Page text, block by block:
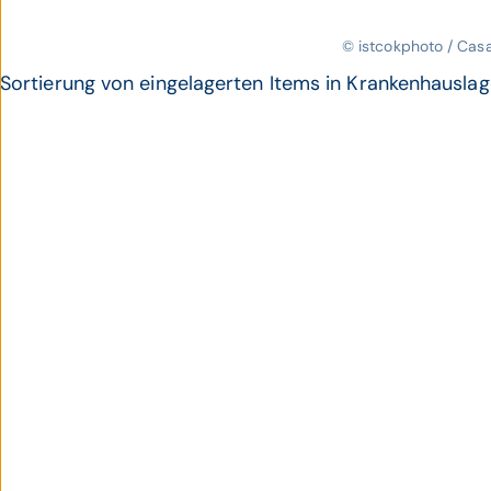
© istcokphoto /
Sortierung von eingelagerten Items in